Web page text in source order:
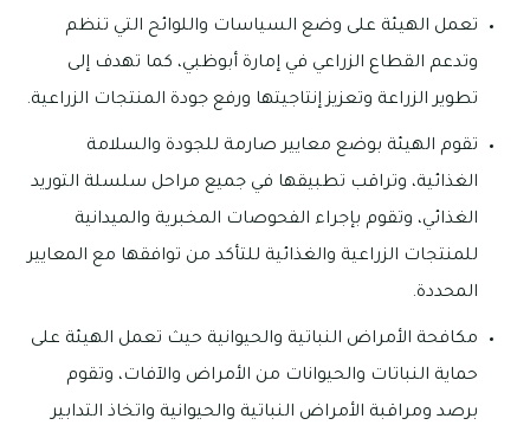
تعمل الهيئة على وضع السياسات واللوائح التي تنظم
وتدعم القطاع الزراعي في إمارة أبوظبي، كما تهدف إلى
تطوير الزراعة وتعزيز إنتاجيتها ورفع جودة المنتجات الزراعية.
تقوم الهيئة بوضع معايير صارمة للجودة والسلامة
الغذائية، وتراقب تطبيقها في جميع مراحل سلسلة التوريد
الغذائي، وتقوم بإجراء الفحوصات المخبرية والميدانية
للمنتجات الزراعية والغذائية للتأكد من توافقها مع المعايير
المحددة.
مكافحة الأمراض النباتية والحيوانية حيث تعمل الهيئة على
حماية النباتات والحيوانات من الأمراض والآفات، وتقوم
برصد ومراقبة الأمراض النباتية والحيوانية واتخاذ التدابير